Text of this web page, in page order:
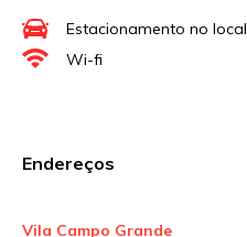
Nome*
Site
Estacionamento no local
Wi-fi
Endereços
Vila Campo Grande